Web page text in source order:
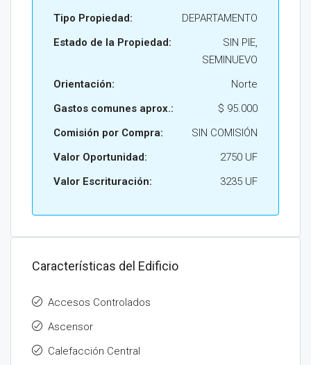
Tipo Propiedad:
DEPARTAMENTO
Estado de la Propiedad:
SIN PIE,
SEMINUEVO
Orientación:
Norte
Gastos comunes aprox.:
$ 95.000
Comisión por Compra:
SIN COMISIÓN
Valor Oportunidad:
2750 UF
Valor Escrituración:
3235 UF
Características del Edificio
Accesos Controlados
Ascensor
Calefacción Central